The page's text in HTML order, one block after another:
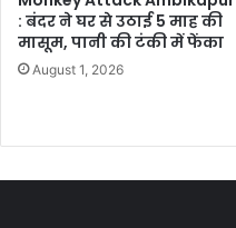
: बंदर ने घर से उठाई 5 माह की
मासूम, पानी की टंकी में फेंका
August 1, 2026